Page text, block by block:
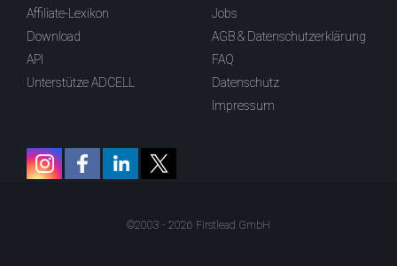
Affiliate-Lexikon
Download
API
Unterstütze ADCELL
Jobs
AGB & Datenschutzerklärung
FAQ
Datenschutz
Impressum
©2003 - 2026 Firstlead GmbH